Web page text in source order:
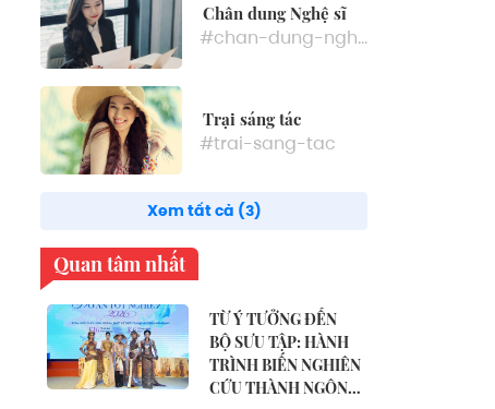
Chân dung Nghệ sĩ
#chan-dung-nghe-si
Trại sáng tác
#trai-sang-tac
Xem tất cả (3)
Quan tâm nhất
TỪ Ý TƯỞNG ĐẾN
BỘ SƯU TẬP: HÀNH
TRÌNH BIẾN NGHIÊN
CỨU THÀNH NGÔN